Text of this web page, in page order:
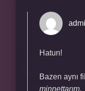
Hatun!
Bazen aynı
minnettarım.